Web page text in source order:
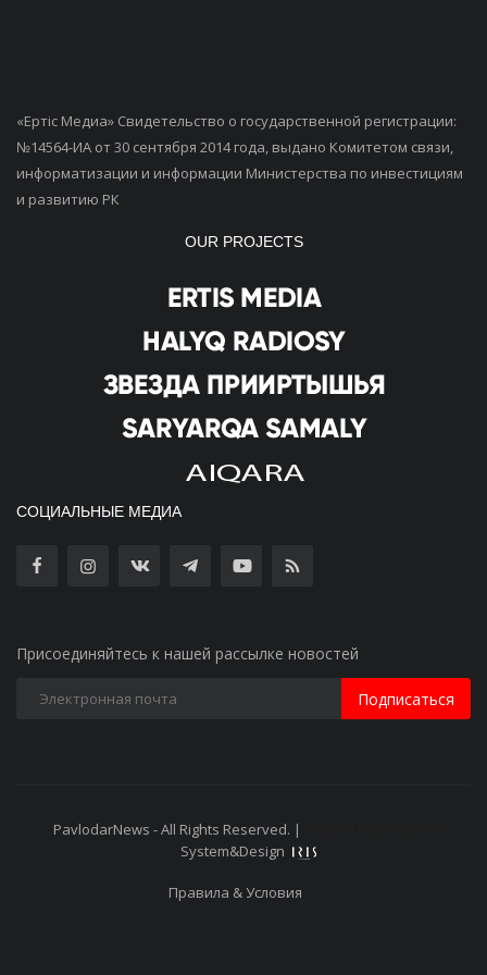
«Ертiс Медиа» Свидетельство о государственной регистрации:
№14564-ИА от 30 сентября 2014 года, выдано Комитетом связи,
информатизации и информации Министерства по инвестициям
и развитию РК
OUR PROJECTS
СОЦИАЛЬНЫЕ МЕДИА
Присоединяйтесь к нашей рассылке новостей
Подписаться
PavlodarNews - All Rights Reserved. |
System&Design
Правила & Условия